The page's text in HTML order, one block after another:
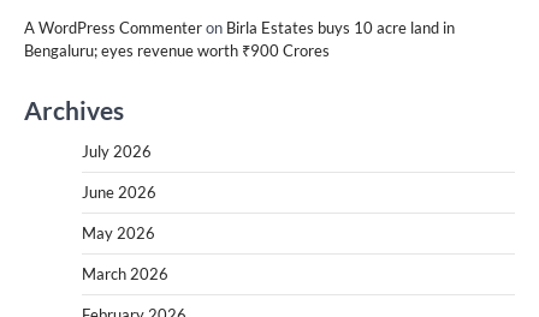
A WordPress Commenteron Birla Estates buys 10 acre land in
Bengaluru; eyes revenue worth ₹900 Crores
Archives
July 2026
June 2026
May 2026
March 2026